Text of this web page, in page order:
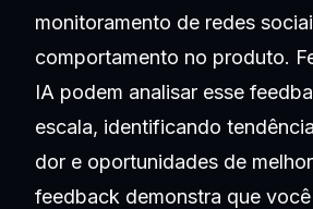
monitoramento de redes
comportamento no produto.
IA podem analisar esse
escala, identificando
dor e oportunidades de
feedback demonstra que